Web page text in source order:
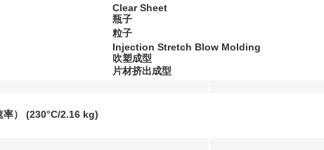
Clear Sheet
瓶子
粒子
Injection Stretch Blow Molding
吹塑成型
片材挤出成型
） (230°C/2.16 kg)